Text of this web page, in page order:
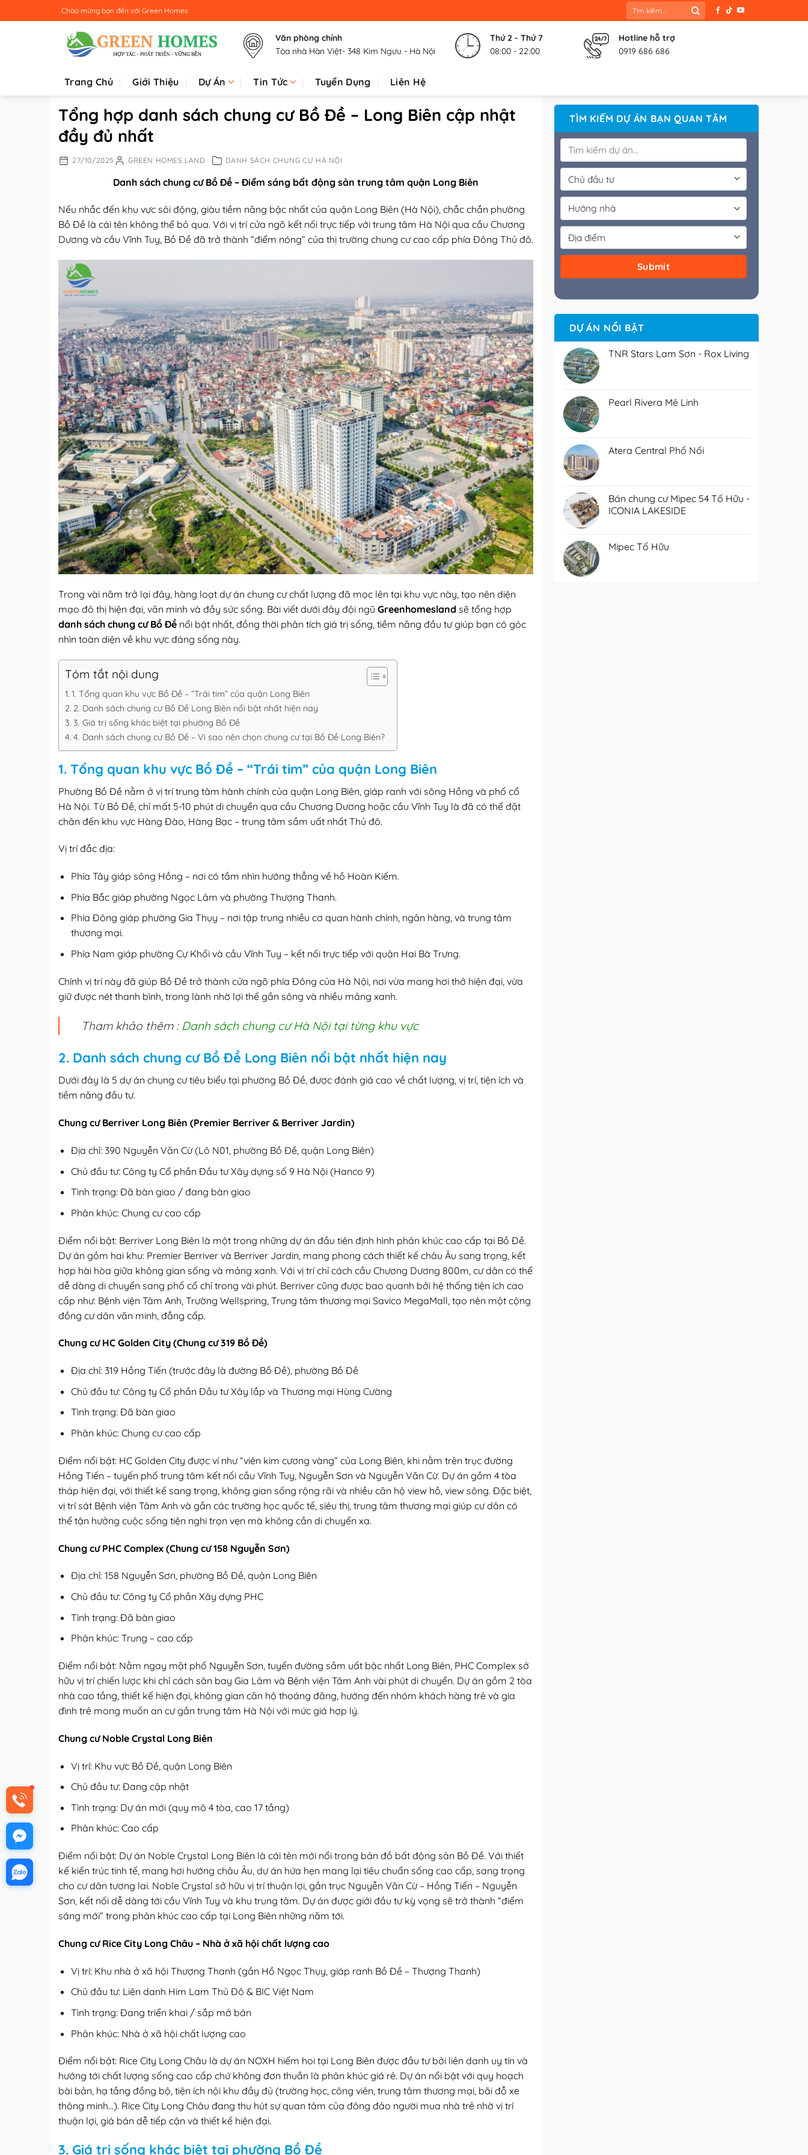
qua
Chào mừng bạn đến với Green Homes
Tìm
kiếm:
Văn phòng chính
Tòa nhà Hàn Việt- 348 Kim Ngưu - Hà Nội
Thứ 2 - Thứ 7
08:00 - 22:00
Hotline hỗ trợ
0919 686 686
Trang Chủ Giới Thiệu Dự Án Tin Tức Tuyển Dụng Liên Hệ
Tổng hợp danh sách chung cư Bồ Đề – Long Biên cập nhật
đầy đủ nhất
27/10/2025 GREEN HOMES LAND DANH SÁCH CHUNG CƯ HÀ NỘI
Danh sách chung cư Bồ Đề – Điểm sáng bất động sản trung tâm quận Long Biên
Nếu nhắc đến khu vực sôi động, giàu tiềm năng bậc nhất của quận Long Biên (Hà Nội), chắc chắn phường
Bồ Đề là cái tên không thể bỏ qua. Với vị trí cửa ngõ kết nối trực tiếp với trung tâm Hà Nội qua cầu Chương
Dương và cầu Vĩnh Tuy, Bồ Đề đã trở thành “điểm nóng” của thị trường chung cư cao cấp phía Đông Thủ đô.
Trong vài năm trở lại đây, hàng loạt dự án chung cư chất lượng đã mọc lên tại khu vực này, tạo nên diện
mạo đô thị hiện đại, văn minh và đầy sức sống. Bài viết dưới đây đội ngũ Greenhomesland sẽ tổng hợp
danh sách chung cư Bồ Đề nổi bật nhất, đồng thời phân tích giá trị sống, tiềm năng đầu tư giúp bạn có góc
nhìn toàn diện về khu vực đáng sống này.
Tóm tắt nội dung
1. Tổng quan khu vực Bồ Đề – “Trái tim” của quận Long Biên
2. Danh sách chung cư Bồ Đề Long Biên nổi bật nhất hiện nay
3. Giá trị sống khác biệt tại phường Bồ Đề
4. Danh sách chung cư Bồ Đề – Vì sao nên chọn chung cư tại Bồ Đề Long Biên?
1. Tổng quan khu vực Bồ Đề – “Trái tim” của quận Long Biên
Phường Bồ Đề nằm ở vị trí trung tâm hành chính của quận Long Biên, giáp ranh với sông Hồng và phố cổ
Hà Nội. Từ Bồ Đề, chỉ mất 5-10 phút di chuyển qua cầu Chương Dương hoặc cầu Vĩnh Tuy là đã có thể đặt
chân đến khu vực Hàng Đào, Hàng Bạc – trung tâm sầm uất nhất Thủ đô.
Vị trí đắc địa:
Phía Tây giáp sông Hồng – nơi có tầm nhìn hướng thẳng về hồ Hoàn Kiếm.
Phía Bắc giáp phường Ngọc Lâm và phường Thượng Thanh.
Phía Đông giáp phường Gia Thụy – nơi tập trung nhiều cơ quan hành chính, ngân hàng, và trung tâm
thương mại.
Phía Nam giáp phường Cự Khối và cầu Vĩnh Tuy – kết nối trực tiếp với quận Hai Bà Trưng.
Chính vị trí này đã giúp Bồ Đề trở thành cửa ngõ phía Đông của Hà Nội, nơi vừa mang hơi thở hiện đại, vừa
giữ được nét thanh bình, trong lành nhờ lợi thế gần sông và nhiều mảng xanh.
Tham khảo thêm : Danh sách chung cư Hà Nội tại từng khu vực
2. Danh sách chung cư Bồ Đề Long Biên nổi bật nhất hiện nay
Dưới đây là 5 dự án chung cư tiêu biểu tại phường Bồ Đề, được đánh giá cao về chất lượng, vị trí, tiện ích và
tiềm năng đầu tư.
Chung cư Berriver Long Biên (Premier Berriver & Berriver Jardin)
Địa chỉ: 390 Nguyễn Văn Cừ (Lô N01, phường Bồ Đề, quận Long Biên)
Chủ đầu tư: Công ty Cổ phần Đầu tư Xây dựng số 9 Hà Nội (Hanco 9)
Tình trạng: Đã bàn giao / đang bàn giao
Phân khúc: Chung cư cao cấp
Điểm nổi bật: Berriver Long Biên là một trong những dự án đầu tiên định hình phân khúc cao cấp tại Bồ Đề.
Dự án gồm hai khu: Premier Berriver và Berriver Jardin, mang phong cách thiết kế châu Âu sang trọng, kết
hợp hài hòa giữa không gian sống và mảng xanh. Với vị trí chỉ cách cầu Chương Dương 800m, cư dân có thể
dễ dàng di chuyển sang phố cổ chỉ trong vài phút. Berriver cũng được bao quanh bởi hệ thống tiện ích cao
cấp như: Bệnh viện Tâm Anh, Trường Wellspring, Trung tâm thương mại Savico MegaMall, tạo nên một cộng
đồng cư dân văn minh, đẳng cấp.
Chung cư HC Golden City (Chung cư 319 Bồ Đề)
Địa chỉ: 319 Hồng Tiến (trước đây là đường Bồ Đề), phường Bồ Đề
Chủ đầu tư: Công ty Cổ phần Đầu tư Xây lắp và Thương mại Hùng Cường
Tình trạng: Đã bàn giao
Phân khúc: Chung cư cao cấp
Điểm nổi bật: HC Golden City được ví như “viên kim cương vàng” của Long Biên, khi nằm trên trục đường
Hồng Tiến – tuyến phố trung tâm kết nối cầu Vĩnh Tuy, Nguyễn Sơn và Nguyễn Văn Cừ. Dự án gồm 4 tòa
tháp hiện đại, với thiết kế sang trọng, không gian sống rộng rãi và nhiều căn hộ view hồ, view sông. Đặc biệt,
vị trí sát Bệnh viện Tâm Anh và gần các trường học quốc tế, siêu thị, trung tâm thương mại giúp cư dân có
thể tận hưởng cuộc sống tiện nghi trọn vẹn mà không cần di chuyển xa.
Chung cư PHC Complex (Chung cư 158 Nguyễn Sơn)
Địa chỉ: 158 Nguyễn Sơn, phường Bồ Đề, quận Long Biên
Chủ đầu tư: Công ty Cổ phần Xây dựng PHC
Tình trạng: Đã bàn giao
Phân khúc: Trung – cao cấp
Điểm nổi bật: Nằm ngay mặt phố Nguyễn Sơn, tuyến đường sầm uất bậc nhất Long Biên, PHC Complex sở
hữu vị trí chiến lược khi chỉ cách sân bay Gia Lâm và Bệnh viện Tâm Anh vài phút di chuyển. Dự án gồm 2 tòa
nhà cao tầng, thiết kế hiện đại, không gian căn hộ thoáng đãng, hướng đến nhóm khách hàng trẻ và gia
đình trẻ mong muốn an cư gần trung tâm Hà Nội với mức giá hợp lý.
Chung cư Noble Crystal Long Biên
Vị trí: Khu vực Bồ Đề, quận Long Biên
Chủ đầu tư: Đang cập nhật
Tình trạng: Dự án mới (quy mô 4 tòa, cao 17 tầng)
Phân khúc: Cao cấp
Điểm nổi bật: Dự án Noble Crystal Long Biên là cái tên mới nổi trong bản đồ bất động sản Bồ Đề. Với thiết
kế kiến trúc tinh tế, mang hơi hướng châu Âu, dự án hứa hẹn mang lại tiêu chuẩn sống cao cấp, sang trọng
cho cư dân tương lai. Noble Crystal sở hữu vị trí thuận lợi, gần trục Nguyễn Văn Cừ – Hồng Tiến – Nguyễn
Sơn, kết nối dễ dàng tới cầu Vĩnh Tuy và khu trung tâm. Dự án được giới đầu tư kỳ vọng sẽ trở thành “điểm
sáng mới” trong phân khúc cao cấp tại Long Biên những năm tới.
Chung cư Rice City Long Châu – Nhà ở xã hội chất lượng cao
Vị trí: Khu nhà ở xã hội Thượng Thanh (gần Hồ Ngọc Thụy, giáp ranh Bồ Đề – Thượng Thanh)
Chủ đầu tư: Liên danh Him Lam Thủ Đô & BIC Việt Nam
Tình trạng: Đang triển khai / sắp mở bán
Phân khúc: Nhà ở xã hội chất lượng cao
Điểm nổi bật: Rice City Long Châu là dự án NOXH hiếm hoi tại Long Biên được đầu tư bởi liên danh uy tín và
hướng tới chất lượng sống cao cấp chứ không đơn thuần là phân khúc giá rẻ. Dự án nổi bật với quy hoạch
bài bản, hạ tầng đồng bộ, tiện ích nội khu đầy đủ (trường học, công viên, trung tâm thương mại, bãi đỗ xe
thông minh…). Rice City Long Châu đang thu hút sự quan tâm của đông đảo người mua nhà trẻ nhờ vị trí
thuận lợi, giá bán dễ tiếp cận và thiết kế hiện đại.
3. Giá trị sống khác biệt tại phường Bồ Đề
TÌM KIẾM DỰ ÁN BẠN QUAN TÂM
DỰ ÁN NỔI BẬT
TNR Stars Lam Sơn - Rox Living
Pearl Rivera Mê Linh
Atera Central Phố Nối
Bán chung cư Mipec 54 Tố Hữu -
ICONIA LAKESIDE
Mipec Tố Hữu